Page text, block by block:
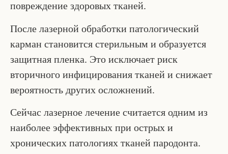
повреждение здоровых тканей.
После лазерной обработки патологический
карман становится стерильным и образуется
защитная пленка. Это исключает риск
вторичного инфицирования тканей и снижает
вероятность других осложнений.
Сейчас лазерное лечение считается одним из
наиболее эффективных при острых и
хронических патологиях тканей пародонта.